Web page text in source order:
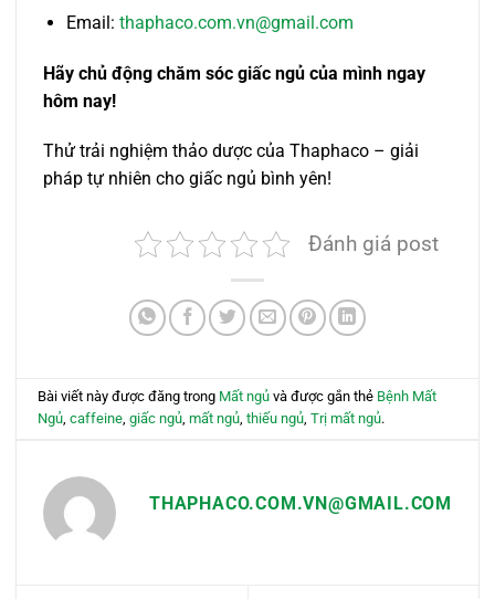
Email: thaphaco.com.vn@gmail.com
Hãy chủ động chăm sóc giấc ngủ của mình ngay
hôm nay!
Thử trải nghiệm thảo dược của Thaphaco – giải
pháp tự nhiên cho giấc ngủ bình yên!
Đánh giá post
Bài viết này được đăng trong Mất ngủ và được gắn thẻ Bệnh Mất
Ngủ ,caffeine ,giấc ngủ ,mất ngủ ,thiếu ngủ ,Trị mất ngủ.
THAPHACO.COM.VN@GMAIL.COM